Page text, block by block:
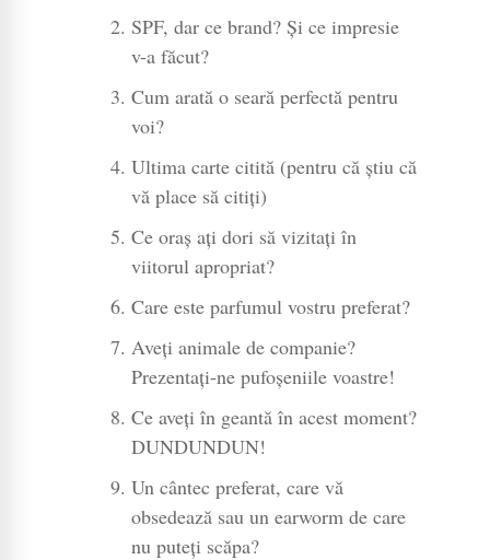
SPF, dar ce brand? Și ce impresie
v-a făcut?
Cum arată o seară perfectă pentru
voi?
Ultima carte citită (pentru că știu că
vă place să citiți)
Ce oraș ați dori să vizitați în
viitorul apropriat?
Care este parfumul vostru preferat?
Aveți animale de companie?
Prezentați-ne pufoșeniile voastre!
Ce aveți în geantă în acest moment?
DUNDUNDUN!
Un cântec preferat, care vă
obsedează sau un earworm de care
nu puteți scăpa?